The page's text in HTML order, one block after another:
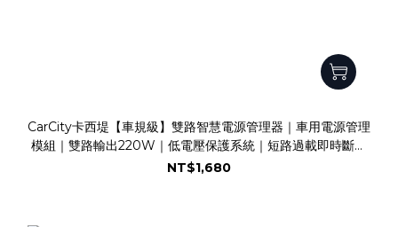
CarCity卡西堤【車規級】雙路智慧電源管理器｜車用電源管理
模組｜雙路輸出220W｜低電壓保護系統｜短路過載即時斷電
｜濾波抗浪湧｜德國Infineon車規晶片
NT$1,680